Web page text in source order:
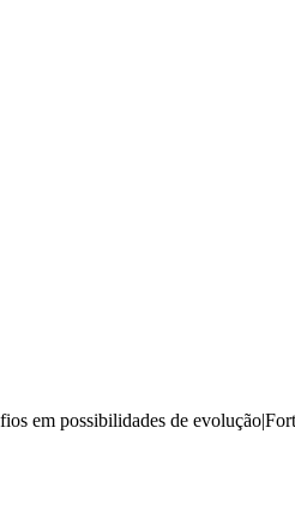
em possibilidades de